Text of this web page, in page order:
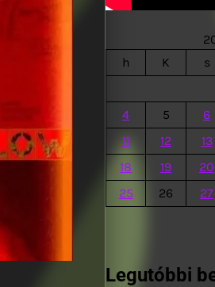
h
K s
4
5 6
11
12 13
18
19 20
25
26 27
Legutóbbi